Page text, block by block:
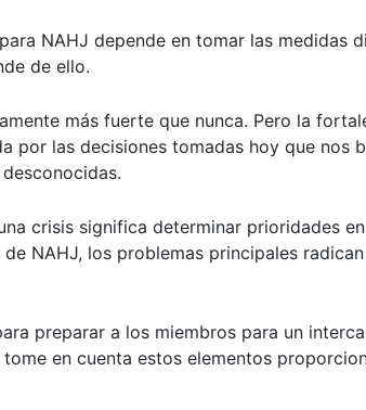
NAHJ depende en tomar las medidas
de ello.
más fuerte que nunca. Pero la
por las decisiones tomadas hoy que nos
crisis significa determinar prioridades
de NAHJ, los problemas principales
preparar a los miembros para un
en cuenta estos elementos